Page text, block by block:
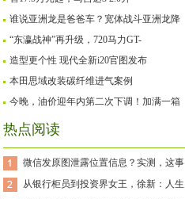
谁说亚洲龙是爸爸车？宽体战斗亚洲龙降
“东瀛战神”再升级，720马力GT-
造型更个性 现代全新i20官图发布
本田思域改装碳纤维进气案例
今晚，油价迎年内第二次下调！加满一箱
热点阅读
微信发原图泄露位置信息？实测，这事
从银行柜员到投资界女王，徐新：人生